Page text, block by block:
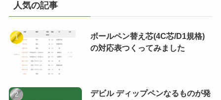
人気の記事
ボールペン替え芯(4C芯/D1規格)
の対応表つくってみました
デビル ディップペンなるものが発